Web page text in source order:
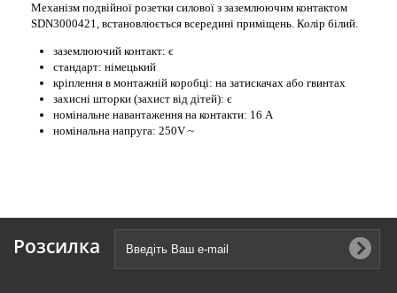
Механізм подвійної розетки силової з заземлюючим контактом
SDN3000421, встановлюється всередині приміщень. Колір білий.
заземлюючий контакт: є
стандарт: німецький
кріплення в монтажній коробці: на затискачах або гвинтах
захисні шторки (захист від дітей): є
номінальне навантаження на контакти: 16 А
номінальна напруга: 250V ~
Розсилка